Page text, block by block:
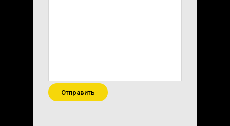
Отправить